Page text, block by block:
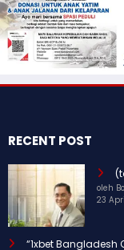
RECENT POST
oleh
23